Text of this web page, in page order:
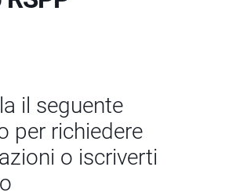
il seguente
per richiedere
o iscriverti